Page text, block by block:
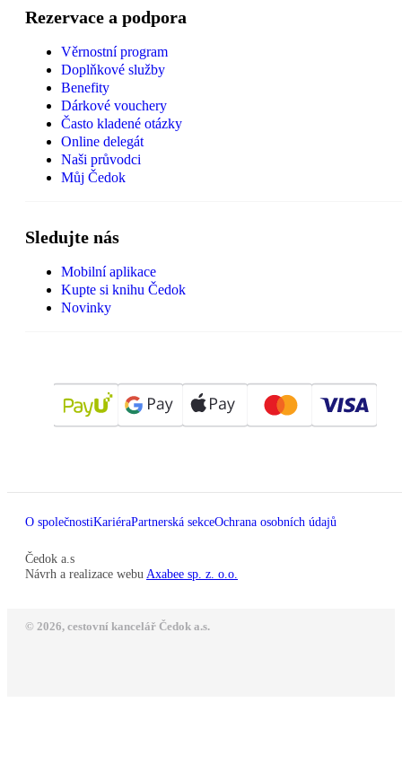
Rezervace a podpora
Věrnostní program
Doplňkové služby
Benefity
Dárkové vouchery
Často kladené otázky
Online delegát
Naši průvodci
Můj Čedok
Sledujte nás
Mobilní aplikace
Kupte si knihu Čedok
Novinky
O společnostiKariéraPartnerská sekceOchrana osobních údajů
Čedok a.s
Návrh a realizace webu Axabee sp. z. o.o.
© 2026, cestovní kancelář Čedok a.s.